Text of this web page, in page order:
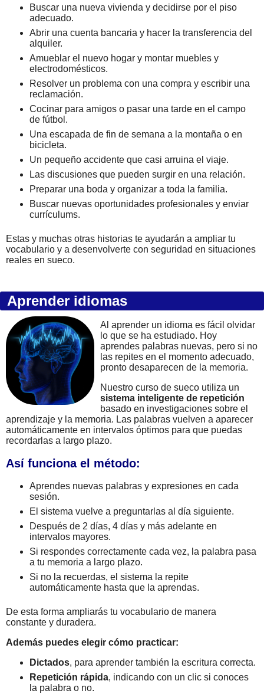
Buscar una nueva vivienda y decidirse por el piso
adecuado.
Abrir una cuenta bancaria y hacer la transferencia del
alquiler.
Amueblar el nuevo hogar y montar muebles y
electrodomésticos.
Resolver un problema con una compra y escribir una
reclamación.
Cocinar para amigos o pasar una tarde en el campo
de fútbol.
Una escapada de fin de semana a la montaña o en
bicicleta.
Un pequeño accidente que casi arruina el viaje.
Las discusiones que pueden surgir en una relación.
Preparar una boda y organizar a toda la familia.
Buscar nuevas oportunidades profesionales y enviar
currículums.
Estas y muchas otras historias te ayudarán a ampliar tu
vocabulario y a desenvolverte con seguridad en situaciones
reales en sueco.
Aprender idiomas
Al aprender un idioma es fácil olvidar
lo que se ha estudiado. Hoy
aprendes palabras nuevas, pero si no
las repites en el momento adecuado,
pronto desaparecen de la memoria.
Nuestro curso de sueco utiliza un
sistema inteligente de repetición
basado en investigaciones sobre el
aprendizaje y la memoria. Las palabras vuelven a aparecer
automáticamente en intervalos óptimos para que puedas
recordarlas a largo plazo.
Así funciona el método:
Aprendes nuevas palabras y expresiones en cada
sesión.
El sistema vuelve a preguntarlas al día siguiente.
Después de 2 días, 4 días y más adelante en
intervalos mayores.
Si respondes correctamente cada vez, la palabra pasa
a tu memoria a largo plazo.
Si no la recuerdas, el sistema la repite
automáticamente hasta que la aprendas.
De esta forma ampliarás tu vocabulario de manera
constante y duradera.
Además puedes elegir cómo practicar:
Dictados, para aprender también la escritura correcta.
Repetición rápida, indicando con un clic si conoces
la palabra o no.